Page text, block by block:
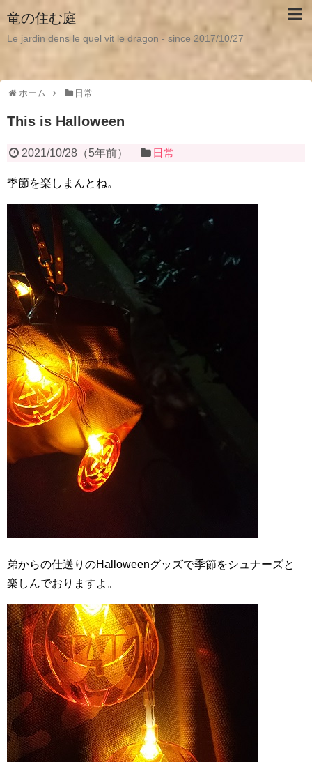
竜の住む庭
Le jardin dens le quel vit le dragon - since 2017/10/27
ホーム 日常
This is Halloween
2021/10/28（5年前） 日常
季節を楽しまんとね。
弟からの仕送りのHalloweenグッズで季節をシュナーズと
楽しんでおりますよ。